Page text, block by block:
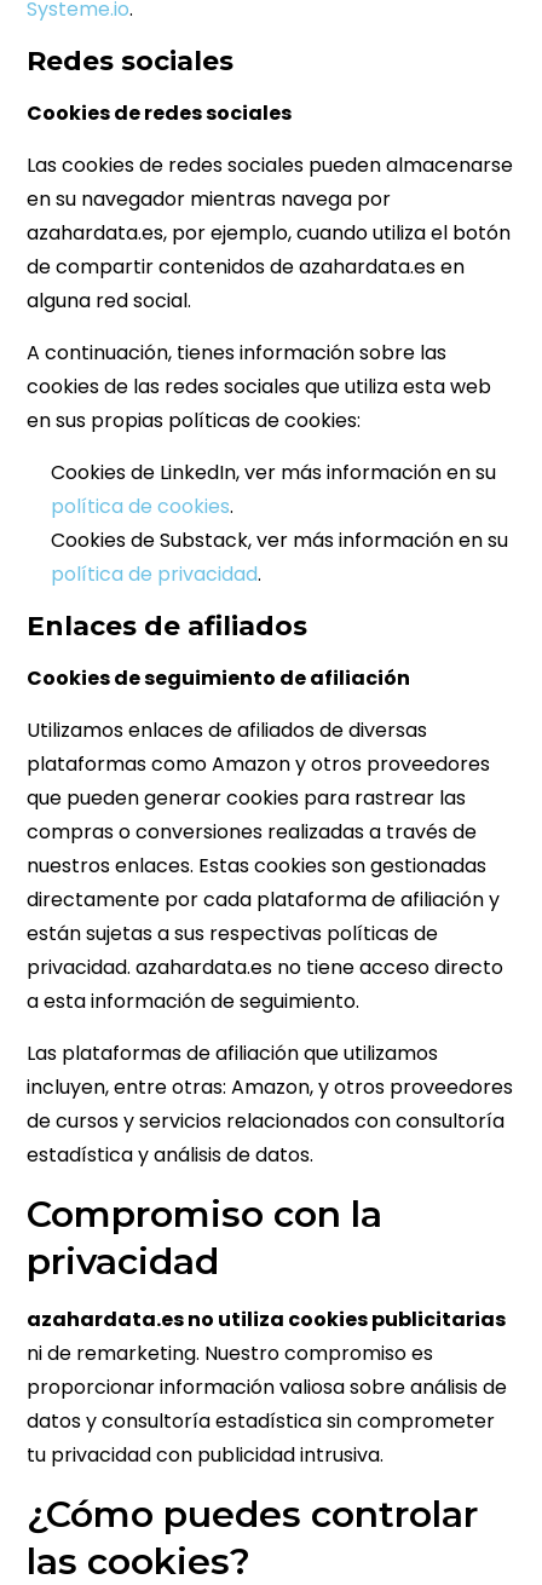
Systeme.io.
Redes sociales
Cookies de redes sociales
Las cookies de redes sociales pueden almacenarse
en su navegador mientras navega por
azahardata.es, por ejemplo, cuando utiliza el botón
de compartir contenidos de azahardata.es en
alguna red social.
A continuación, tienes información sobre las
cookies de las redes sociales que utiliza esta web
en sus propias políticas de cookies:
Cookies de LinkedIn, ver más información en su
política de cookies.
Cookies de Substack, ver más información en su
política de privacidad.
Enlaces de afiliados
Cookies de seguimiento de afiliación
Utilizamos enlaces de afiliados de diversas
plataformas como Amazon y otros proveedores
que pueden generar cookies para rastrear las
compras o conversiones realizadas a través de
nuestros enlaces. Estas cookies son gestionadas
directamente por cada plataforma de afiliación y
están sujetas a sus respectivas políticas de
privacidad. azahardata.es no tiene acceso directo
a esta información de seguimiento.
Las plataformas de afiliación que utilizamos
incluyen, entre otras: Amazon, y otros proveedores
de cursos y servicios relacionados con consultoría
estadística y análisis de datos.
Compromiso con la
privacidad
azahardata.es no utiliza cookies publicitarias
ni de remarketing. Nuestro compromiso es
proporcionar información valiosa sobre análisis de
datos y consultoría estadística sin comprometer
tu privacidad con publicidad intrusiva.
¿Cómo puedes controlar
las cookies?